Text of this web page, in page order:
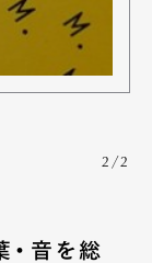
2/2
・音を総